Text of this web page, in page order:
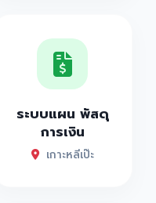
ระบบแผน พัสดุ
การเงิน
เกาะหลีเป๊ะ